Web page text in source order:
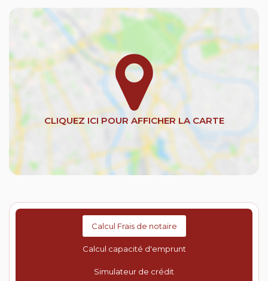
Calcul Frais de notaire
Calcul capacité d'emprunt
Simulateur de crédit